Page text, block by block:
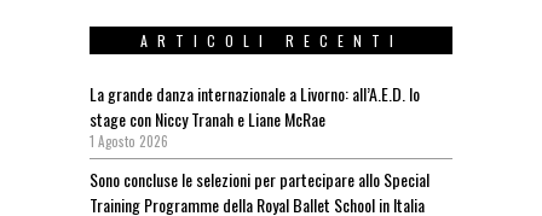
ARTICOLI RECENTI
La grande danza internazionale a Livorno: all’A.E.D. lo
stage con Niccy Tranah e Liane McRae
1 Agosto 2026
Sono concluse le selezioni per partecipare allo Special
Training Programme della Royal Ballet School in Italia